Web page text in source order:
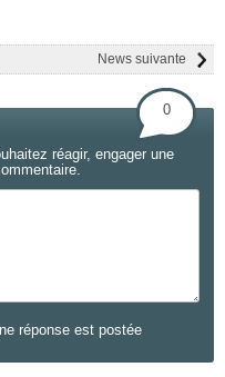
News suivante
0
réagir, engager une
réponse est postée